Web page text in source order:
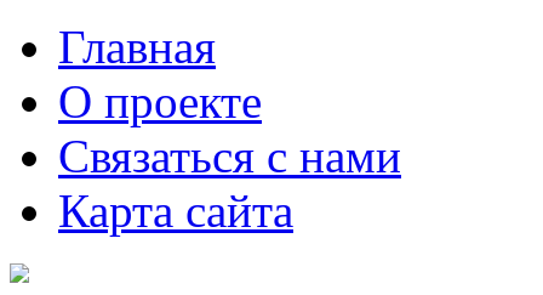
Главная
О проекте
Связаться с нами
Карта сайта